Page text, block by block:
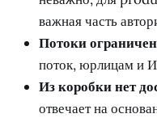
важная часть
Потоки
поток, юрлицам и
Из коробки нет
отвечает на